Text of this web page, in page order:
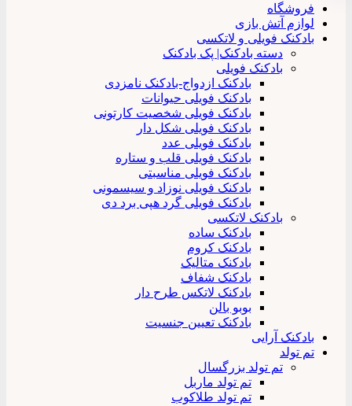
فروشگاه
لوازم آتش بازی
بادکنک فویلی و لاتکسی
دسته بادکنک| پک بادکنک
بادکنک فویلی
بادکنک ازدواج-بادکنک نامزدی
بادکنک فویلی حیوانات
بادکنک فویلی شخصیت کارتونی
بادکنک فویلی شکل دار
بادکنک فویلی عدد
بادکنک فویلی قلب و ستاره
بادکنک فویلی مناسبتی
بادکنک فویلی نوزاد و سیسمونی
بادکنک فویلی گرد هپی برد دی
بادکنک لاتکسی
بادکنک ساده
بادکنک کروم
بادکنک متالیک
بادکنک شفاف
بادکنک لاتکس طرح دار
بوبو بالن
بادکنک تعیین جنسیت
بادکنک آرایی
تم تولد
تم تولد بزرگسال
تم تولد ماربل
تم تولد طلاکوب